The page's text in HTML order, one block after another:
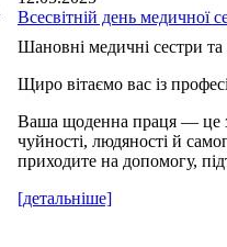
Всесвітній день медичної
Шановні медичні сестри та
Щиро вітаємо вас із
Ваша щоденна праця — це
чуйності, людяності й
приходите на допомогу,
[детальніше]